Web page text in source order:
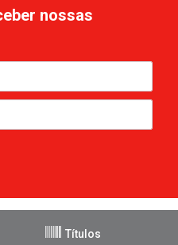
nossas
Títulos